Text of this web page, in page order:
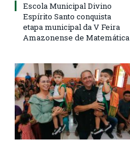
Escola Municipal Divino
Espírito Santo conquista
etapa municipal da V Feira
Amazonense de Matemática